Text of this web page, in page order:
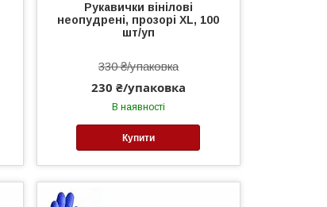
Рукавички вінілові
неопудрені, прозорі XL, 100
шт/уп
330 ₴/упаковка
230 ₴/упаковка
В наявності
Купити